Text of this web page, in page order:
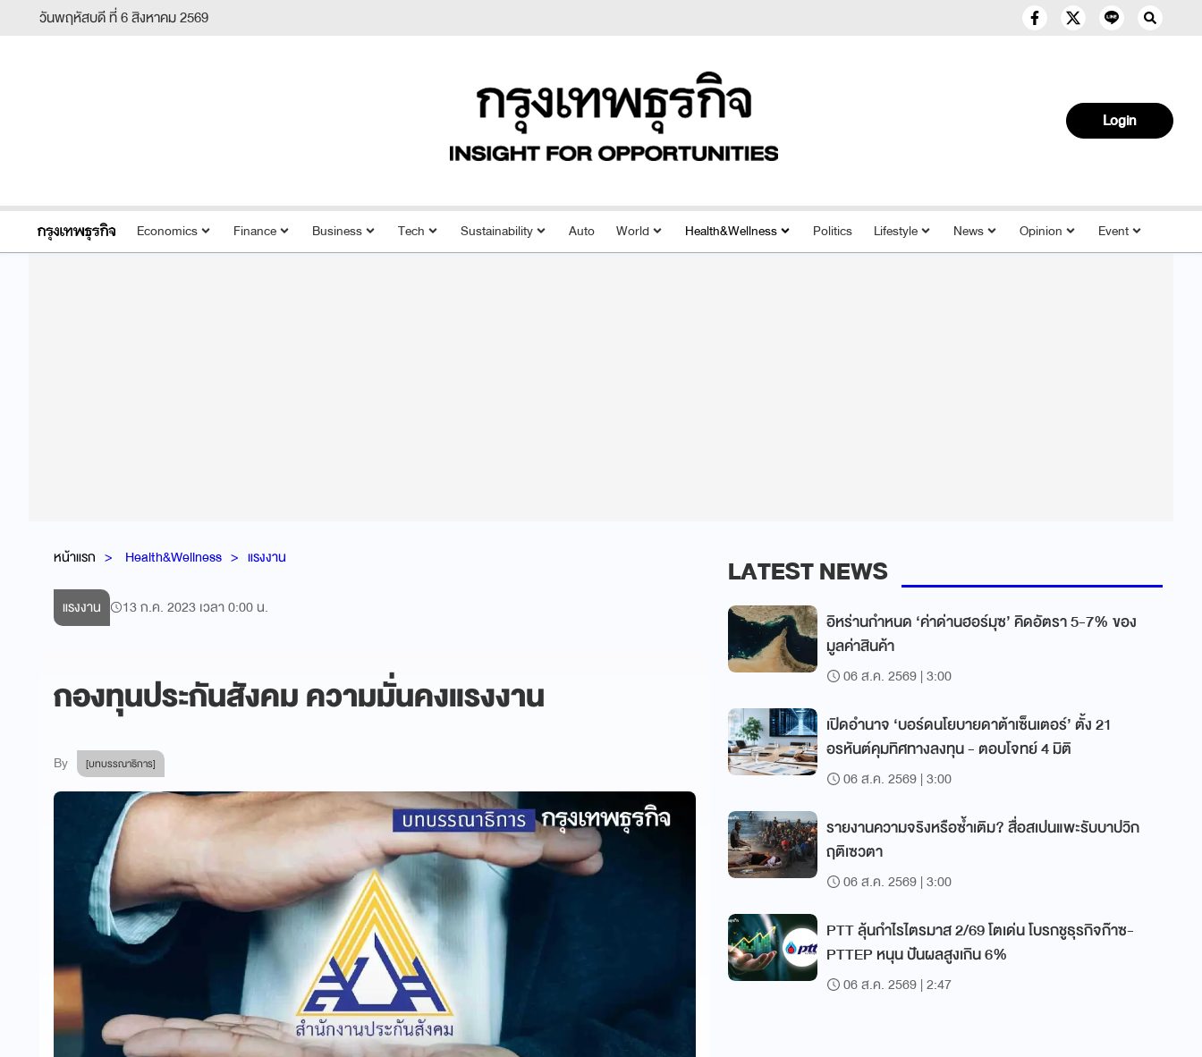
วันพฤหัสบดี ที่ 6 สิงหาคม 2569
Login
Economics Finance Business Tech Sustainability Auto World Health&Wellness Politics Lifestyle News Opinion Event
หน้าแรก Health&Wellness แรงงาน
แรงงาน 13 ก.ค. 2023 เวลา 0:00 น.
กองทุนประกันสังคม ความมั่นคงแรงงาน
By [บทบรรณาธิการ]
LATEST NEWS
อิหร่านกำหนด ‘ค่าด่านฮอร์มุซ’ คิดอัตรา 5-7% ของ
มูลค่าสินค้า
06 ส.ค. 2569 | 3:00
เปิดอำนาจ ‘บอร์ดนโยบายดาต้าเซ็นเตอร์’ ตั้ง 21
อรหันต์คุมทิศทางลงทุน - ตอบโจทย์ 4 มิติ
06 ส.ค. 2569 | 3:00
รายงานความจริงหรือซ้ำเติม? สื่อสเปนแพะรับบาปวิก
ฤติเซวตา
06 ส.ค. 2569 | 3:00
PTT ลุ้นกำไรไตรมาส 2/69 โตเด่น โบรกชูธุรกิจก๊าซ-
PTTEP หนุน ปันผลสูงเกิน 6%
06 ส.ค. 2569 | 2:47